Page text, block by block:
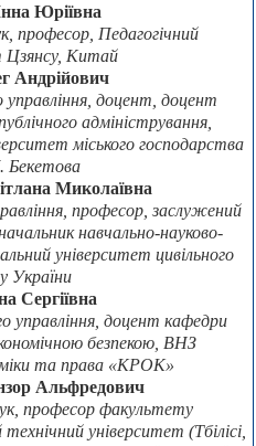
Юріївна
професор, Педагогічний
Цзянсу, Китай
Андрійович
доцент, доцент
адміністрування,
міського господарства
Бекетова
Миколаївна
професор, заслужений
навчально-науково-
університет цивільного
України
Сергіївна
управління, доцент кафедри
безпекою, ВНЗ
та права «КРОК»
Альфредович
професор факультету
університет (Тбілісі,